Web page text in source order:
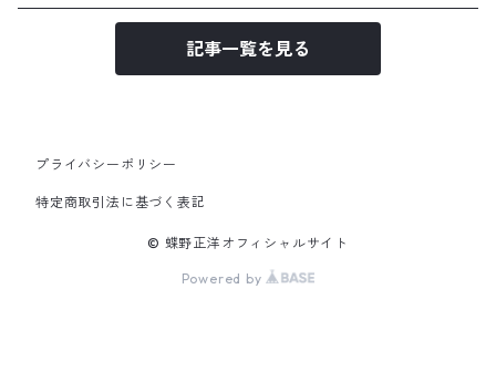
記事一覧を見る
プライバシーポリシー
特定商取引法に基づく表記
© 蝶野正洋オフィシャルサイト
Powered by